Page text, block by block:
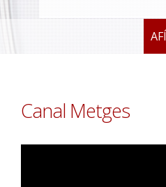
Canal Metges